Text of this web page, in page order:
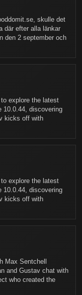
skulle det
där efter alla länkar
den 2 september och
explore the latest
10.0.44, discovering
kicks off with
explore the latest
10.0.44, discovering
kicks off with
Max Sentchell
and Gustav chat with
who created the